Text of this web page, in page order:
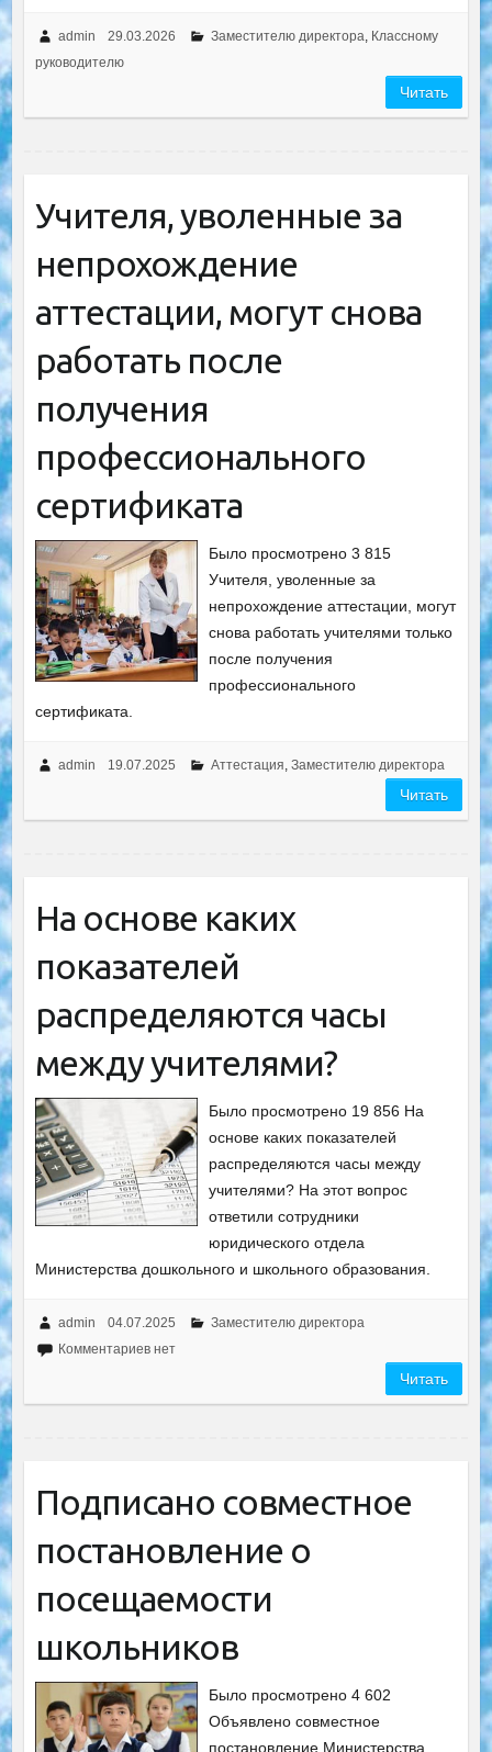
admin 29.03.2026 Заместителю директора, Классному
руководителю
Читать
Учителя, уволенные за
непрохождение
аттестации, могут снова
работать после
получения
профессионального
сертификата
Было просмотрено 3 815
Учителя, уволенные за
непрохождение аттестации, могут
снова работать учителями только
после получения
профессионального
сертификата.
admin 19.07.2025 Аттестация, Заместителю директора
Читать
На основе каких
показателей
распределяются часы
между учителями?
Было просмотрено 19 856 На
основе каких показателей
распределяются часы между
учителями? На этот вопрос
ответили сотрудники
юридического отдела
Министерства дошкольного и школьного образования.
admin 04.07.2025
Заместителю директора
Комментариев нет
Читать
Подписано совместное
постановление о
посещаемости
школьников
Было просмотрено 4 602
Объявлено совместное
постановление Министерства